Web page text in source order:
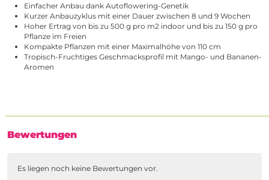
Einfacher Anbau dank Autoflowering-Genetik
Kurzer Anbauzyklus mit einer Dauer zwischen 8 und 9 Wochen
Hoher Ertrag von bis zu 500 g pro m2 indoor und bis zu 150 g pro
Pflanze im Freien
Kompakte Pflanzen mit einer Maximalhöhe von 110 cm
Tropisch-Fruchtiges Geschmacksprofil mit Mango- und Bananen-
Aromen
Bewertungen
Es liegen noch keine Bewertungen vor.